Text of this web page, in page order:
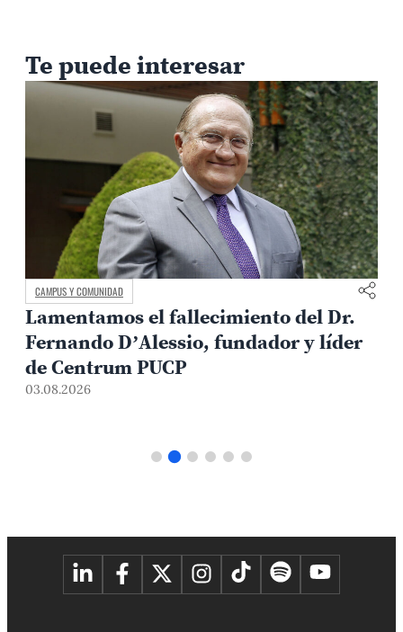
Te puede interesar
CAMPUS Y COMUNIDAD
Lamentamos el fallecimiento del Dr.
Fernando D’Alessio, fundador y líder
de Centrum PUCP
03.08.2026